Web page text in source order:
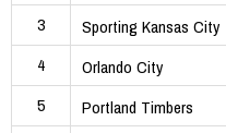
3
Sporting Kansas City
4
Orlando City
5
Portland Timbers